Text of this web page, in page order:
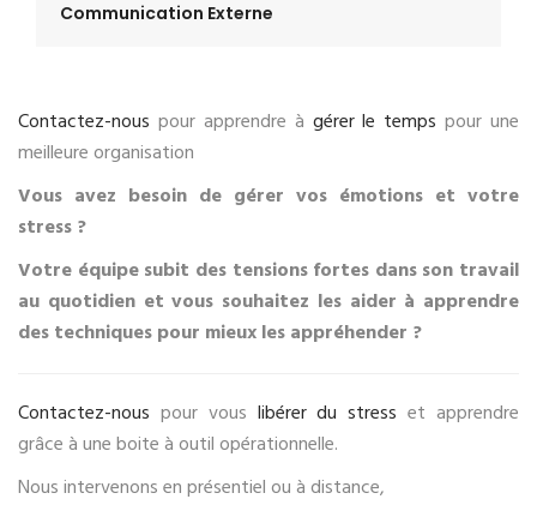
Communication Externe
Contactez-nous pour apprendre à gérer le temps pour une
meilleure organisation
Vous avez besoin de gérer vos émotions et votre
stress ?
Votre équipe subit des tensions fortes dans son travail
au quotidien et vous souhaitez les aider à apprendre
des techniques pour mieux les appréhender ?
Contactez-nous pour vous libérer du stress et apprendre
grâce à une boite à outil opérationnelle.
Nous intervenons en présentiel ou à distance,